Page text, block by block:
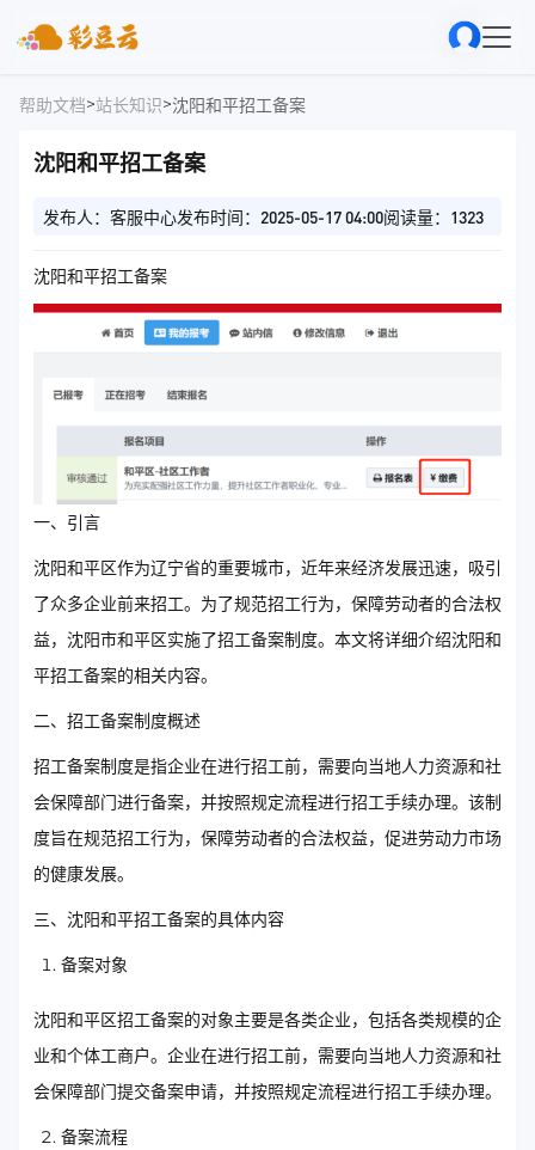
帮助文档>站长知识>沈阳和平招工备案
沈阳和平招工备案
发布人：客服中心发布时间：2025-05-17 04:00阅读量：1323
沈阳和平招工备案
一、引言
沈阳和平区作为辽宁省的重要城市，近年来经济发展迅速，吸引
了众多企业前来招工。为了规范招工行为，保障劳动者的合法权
益，沈阳市和平区实施了招工备案制度。本文将详细介绍沈阳和
平招工备案的相关内容。
二、招工备案制度概述
招工备案制度是指企业在进行招工前，需要向当地人力资源和社
会保障部门进行备案，并按照规定流程进行招工手续办理。该制
度旨在规范招工行为，保障劳动者的合法权益，促进劳动力市场
的健康发展。
三、沈阳和平招工备案的具体内容
备案对象
沈阳和平区招工备案的对象主要是各类企业，包括各类规模的企
业和个体工商户。企业在进行招工前，需要向当地人力资源和社
会保障部门提交备案申请，并按照规定流程进行招工手续办理。
备案流程